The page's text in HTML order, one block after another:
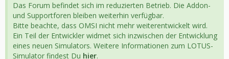
Das Forum befindet sich im reduzierten Betrieb. Die Addon-
und Supportforen bleiben weiterhin verfügbar.
Bitte beachte, dass OMSI nicht mehr weiterentwickelt wird.
Ein Teil der Entwickler widmet sich inzwischen der Entwicklung
eines neuen Simulators. Weitere Informationen zum LOTUS-
Simulator findest Du hier.